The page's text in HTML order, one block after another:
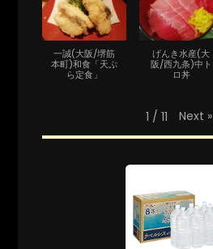
一誠(大阪/堺筋
本町)和食「天ぷ
ら定食」
げんき水産(大
阪/西九条)中ト
ロ丼
1 / 11 Next »